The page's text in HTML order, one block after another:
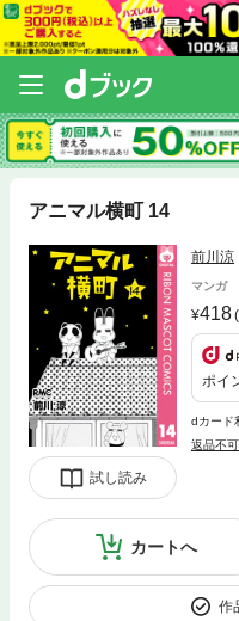
アニマル横町 14
試し読み
前川涼
マンガ
418
ポイ
dカード
返品不可
カートへ
作